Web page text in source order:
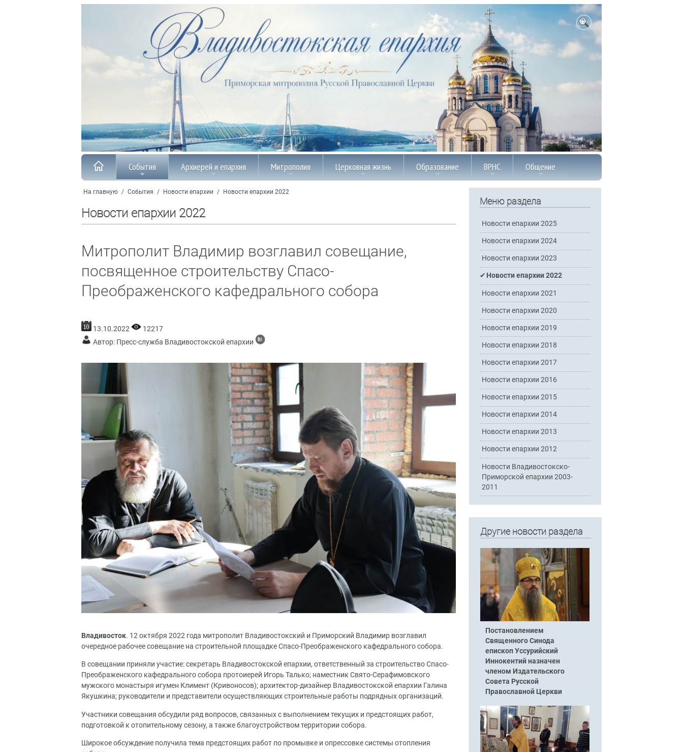
События Архиерей и епархия Митрополия Церковная жизнь Образование ВРНС Общение
На главную / События / Новости епархии / Новости епархии 2022
Новости епархии 2022
Митрополит Владимир возглавил совещание,
посвященное строительству Спасо-
Преображенского кафедрального собора
13.10.2022
12217
Автор: Пресс-служба Владивостокской епархии
Владивосток. 12 октября 2022 года митрополит Владивостокский и Приморский Владимир возглавил
очередное рабочее совещание на строительной площадке Спасо-Преображенского кафедрального собора.
В совещании приняли участие: секретарь Владивостокской епархии, ответственный за строительство Спасо-
Преображенского кафедрального собора протоиерей Игорь Талько; наместник Свято-Серафимовского
мужского монастыря игумен Климент (Кривоносов); архитектор-дизайнер Владивостокской епархии Галина
Якушкина; руководители и представители осуществляющих строительные работы подрядных организаций.
Участники совещания обсудили ряд вопросов, связанных с выполнением текущих и предстоящих работ,
подготовкой к отопительному сезону, а также благоустройством территории собора.
Широкое обсуждение получила тема предстоящих работ по промывке и опрессовке системы отопления
Меню раздела
Новости епархии 2025
Новости епархии 2024
Новости епархии 2023
Новости епархии 2022
Новости епархии 2021
Новости епархии 2020
Новости епархии 2019
Новости епархии 2018
Новости епархии 2017
Новости епархии 2016
Новости епархии 2015
Новости епархии 2014
Новости епархии 2013
Новости епархии 2012
Новости Владивостокско-
Приморской епархии 2003-
2011
Другие новости раздела
Постановлением
Священного Синода
епископ Уссурийский
Иннокентий назначен
членом Издательского
Совета Русской
Православной Церкви